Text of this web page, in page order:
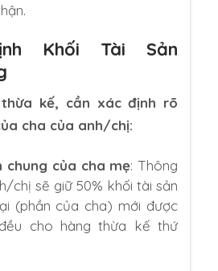
Khối Tài Sản
kế, cần xác định rõ
cha của anh/chị:
chung của cha mẹ: Thông
chị sẽ giữ 50% khối tài sản
(phần của cha) mới được
cho hàng thừa kế thứ